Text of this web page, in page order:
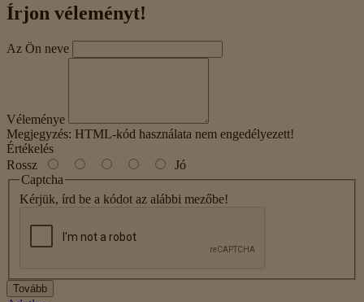
Írjon véleményt!
Az Ön neve
Véleménye
Megjegyzés: HTML-kód használata nem engedélyezett!
Értékelés
Rossz
Jó
Captcha
Kérjük, írd be a kódot az alábbi mezőbe!
Tovább